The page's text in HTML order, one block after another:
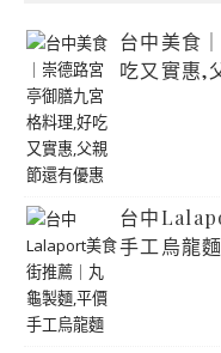
台中美食
吃又實惠,
台中
手工烏龍麵